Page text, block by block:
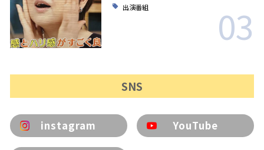
出演番組 03
SNS
instagram YouTube